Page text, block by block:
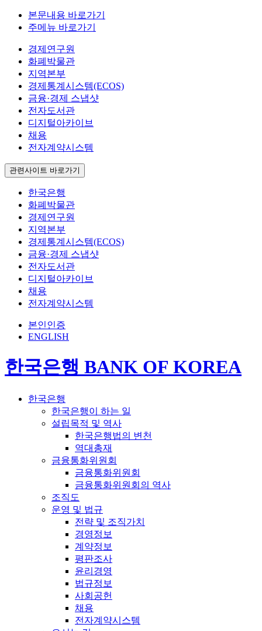
본문내용 바로가기
주메뉴 바로가기
경제연구원
화폐박물관
지역본부
경제통계시스템(ECOS)
금융·경제 스냅샷
전자도서관
디지털아카이브
채용
전자계약시스템
관련사이트 바로가기
한국은행
화폐박물관
경제연구원
지역본부
경제통계시스템(ECOS)
금융·경제 스냅샷
전자도서관
디지털아카이브
채용
전자계약시스템
본인인증
ENGLISH
한국은행 BANK OF KOREA
한국은행
한국은행이 하는 일
설립목적 및 역사
한국은행법의 변천
역대총재
금융통화위원회
금융통화위원회
금융통화위원회의 역사
조직도
운영 및 법규
전략 및 조직가치
경영정보
계약정보
평판조사
윤리경영
법규정보
사회공헌
채용
전자계약시스템